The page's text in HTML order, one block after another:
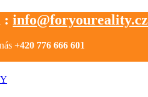
: info@foryoureality.cz
+420 776 666 601